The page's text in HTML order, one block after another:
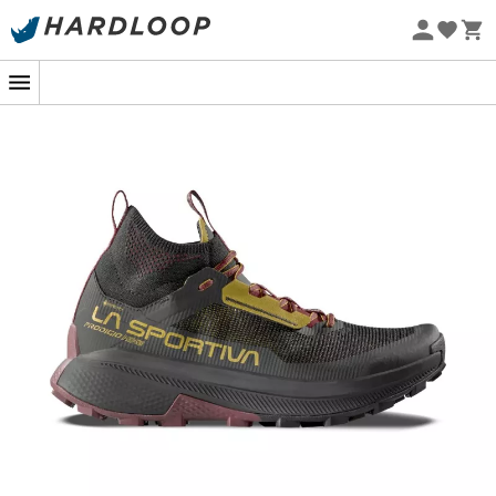
Sommarerbjudanden 🔥 -5 % EXTRA vid köp av 2 produkter*
Nel mondo del fast hiking, ogni grammo conta e ogni
passo deve essere perfetto. LaProdigio Hike GTXdi
Sportiva
risponde a questa chiamata delle vette.
Progettata per coloro che vogliono sfrecciare sui
sentieri ripidi, è dotata di una tomaia in mesh ad alta